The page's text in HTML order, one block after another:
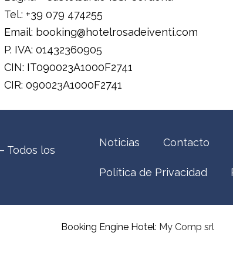
Tel.: +39 079 474255
Email: booking@hotelrosadeiventi.com
P. IVA: 01432360905
CIN: IT090023A1000F2741
CIR: 090023A1000F2741
Todos los
Noticias Contacto
Política de Privacidad
Booking Engine Hotel: My Comp srl